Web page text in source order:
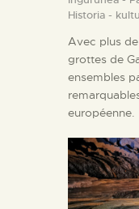
Historia -
Avec plus
grottes de
ensembles
européenne.